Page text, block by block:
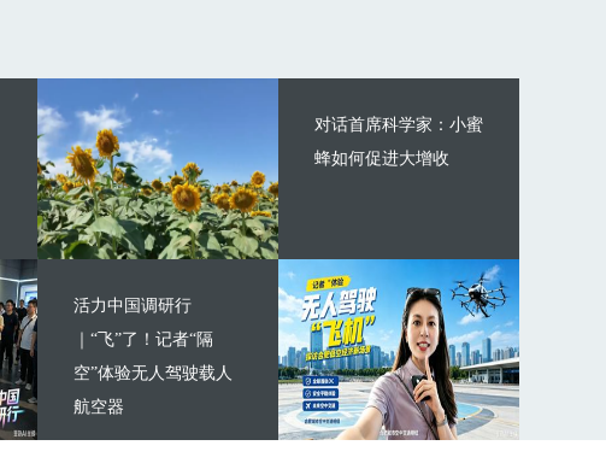
对话首席科学家：小蜜
蜂如何促进大增收
活力中国调研行
｜“飞”了！记者“隔
空”体验无人驾驶载人
航空器